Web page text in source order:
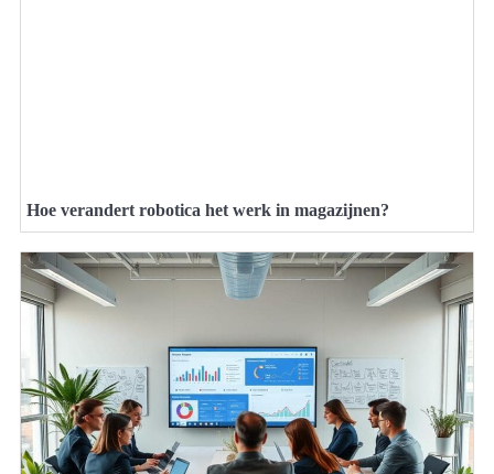
Hoe verandert robotica het werk in magazijnen?